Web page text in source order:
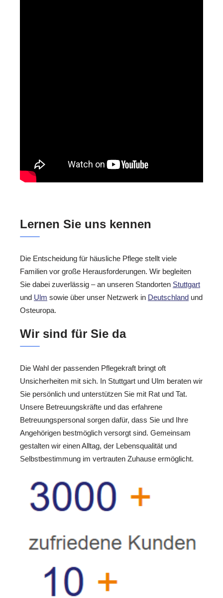
Lernen Sie uns kennen
Die Entscheidung für häusliche Pflege stellt viele
Familien vor große Herausforderungen. Wir begleiten
Sie dabei zuverlässig – an unseren Standorten Stuttgart
und Ulm sowie über unser Netzwerk in Deutschland und
Osteuropa.
Wir sind für Sie da
Die Wahl der passenden Pflegekraft bringt oft
Unsicherheiten mit sich. In Stuttgart und Ulm beraten wir
Sie persönlich und unterstützen Sie mit Rat und Tat.
Unsere Betreuungskräfte und das erfahrene
Betreuungspersonal sorgen dafür, dass Sie und Ihre
Angehörigen bestmöglich versorgt sind. Gemeinsam
gestalten wir einen Alltag, der Lebensqualität und
Selbstbestimmung im vertrauten Zuhause ermöglicht.